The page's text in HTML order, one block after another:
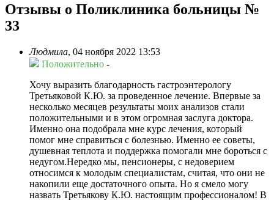
Отзывы о Поликлиника больницы №
33
Людмила, 04 ноября 2022 13:53
Положительно -
Хочу выразить благодарность гастроэнтерологу
Третьяковой К.Ю. за проведенное лечение. Впервые за
несколько месяцев результаты моих анализов стали
положительными и в этом огромная заслуга доктора.
Именно она подобрала мне курс лечения, который
помог мне справиться с болезнью. Именно ее советы,
душевная теплота и поддержка помогали мне бороться с
недугом.Нередко мы, пенсионеры, с недоверием
относимся к молодым специалистам, считая, что они не
накопили еще достаточного опыта. Но я смело могу
назвать Третьякову К.Ю. настоящим профессионалом! В